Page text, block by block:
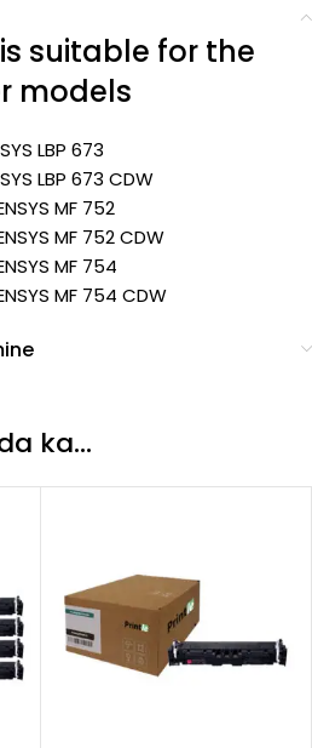
suitable for the
models
LBP 673
LBP 673 CDW
MF 752
MF 752 CDW
MF 754
MF 754 CDW
ka…